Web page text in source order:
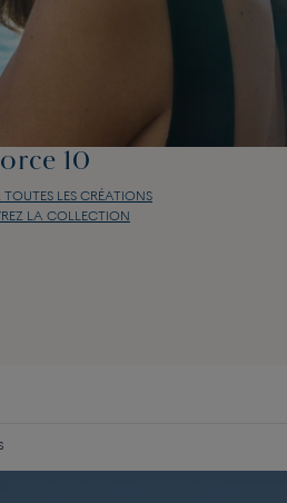
10
TOUTES LES CRÉATIONS
LA COLLECTION